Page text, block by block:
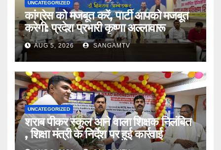
UNCATEGORIZED
कांग्रेस को मजबूत करें, पार्टी आपको मजबूत
करेगी: प्रदेश प्रभारी कृष्णा अल्लावारू
AUG 5, 2026 SANGAMTV
UNCATEGORIZED
शराब पीकर स्कूल आने वाला शिक्षक निलंबित
, शिक्षा मंत्री के निर्देश पर हुई कार्रवाई